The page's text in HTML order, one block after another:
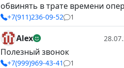
обвинять в трате времени
+7(911)236-09-52 1
Alex
Полезный звонок
+7(999)969-43-41 1